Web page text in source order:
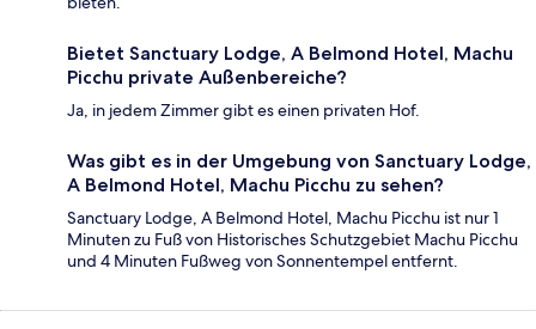
Bietet Sanctuary Lodge, A Belmond Hotel, Machu
Picchu private Außenbereiche?
Ja, in jedem Zimmer gibt es einen privaten Hof.
Was gibt es in der Umgebung von Sanctuary Lodge,
A Belmond Hotel, Machu Picchu zu sehen?
Sanctuary Lodge, A Belmond Hotel, Machu Picchu ist nur 1
Minuten zu Fuß von Historisches Schutzgebiet Machu Picchu
und 4 Minuten Fußweg von Sonnentempel entfernt.